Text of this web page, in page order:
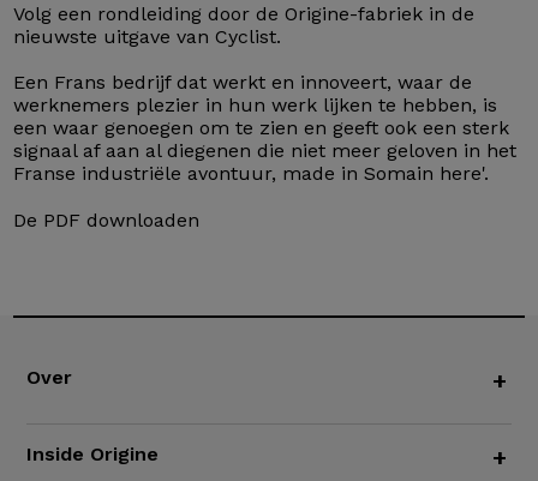
Volg een rondleiding door de Origine-fabriek in de
nieuwste uitgave van Cyclist.
Een Frans bedrijf dat werkt en innoveert, waar de
werknemers plezier in hun werk lijken te hebben, is
een waar genoegen om te zien en geeft ook een sterk
signaal af aan al diegenen die niet meer geloven in het
Franse industriële avontuur, made in Somain here'.
De PDF downloaden
Over +
Inside Origine +